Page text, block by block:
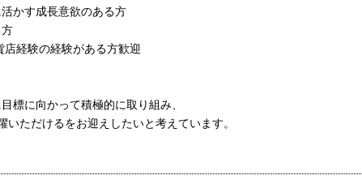
かす成長意欲のある方
店経験の経験がある方歓迎
標に向かって積極的に取り組み、
ただけるをお迎えしたいと考えています。